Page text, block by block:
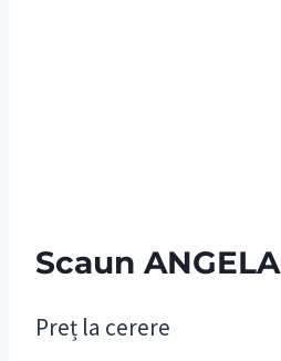
Scaun ANGELA
Preț la cerere